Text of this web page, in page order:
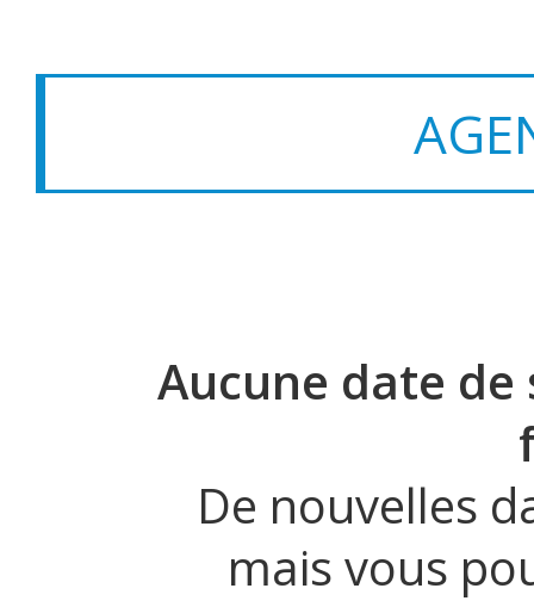
Aucune date
De nouvelles
mais vous